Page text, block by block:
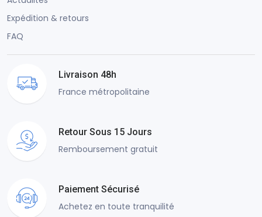
Expédition & retours
FAQ
Livraison 48h
France métropolitaine
Retour Sous 15 Jours
Remboursement gratuit
Paiement Sécurisé
Achetez en toute tranquilité